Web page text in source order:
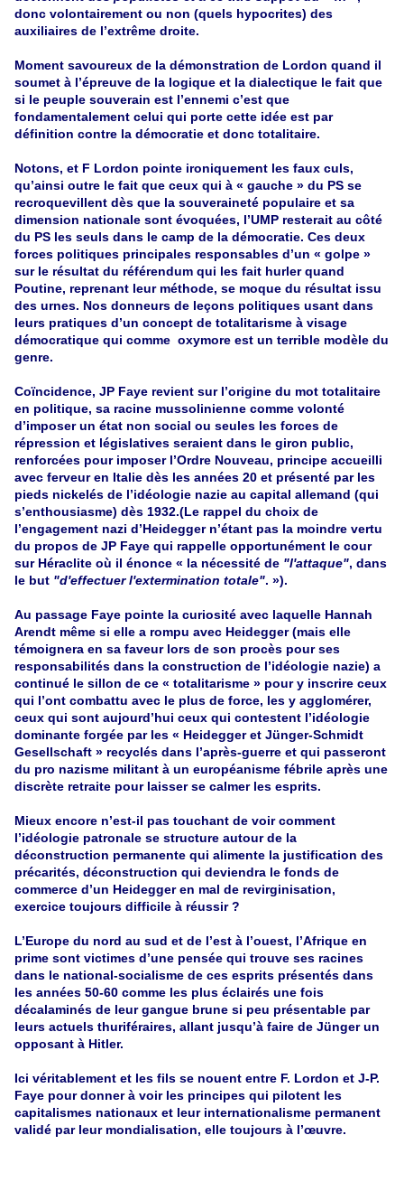
donc volontairement ou non (quels hypocrites) des
auxiliaires de l’extrême droite.
Moment savoureux de la démonstration de Lordon quand il
soumet à l’épreuve de la logique et la dialectique le fait que
si le peuple souverain est l’ennemi c’est que
fondamentalement celui qui porte cette idée est par
définition contre la démocratie et donc totalitaire.
Notons, et F Lordon pointe ironiquement les faux culs,
qu’ainsi outre le fait que ceux qui à « gauche » du PS se
recroquevillent dès que la souveraineté populaire et sa
dimension nationale sont évoquées, l’UMP resterait au côté
du PS les seuls dans le camp de la démocratie. Ces deux
forces politiques principales responsables d’un « golpe »
sur le résultat du référendum qui les fait hurler quand
Poutine, reprenant leur méthode, se moque du résultat issu
des urnes. Nos donneurs de leçons politiques usant dans
leurs pratiques d’un concept de totalitarisme à visage
démocratique qui comme oxymore est un terrible modèle du
genre.
Coïncidence, JP Faye revient sur l’origine du mot totalitaire
en politique, sa racine mussolinienne comme volonté
d’imposer un état non social ou seules les forces de
répression et législatives seraient dans le giron public,
renforcées pour imposer l’Ordre Nouveau, principe accueilli
avec ferveur en Italie dès les années 20 et présenté par les
pieds nickelés de l’idéologie nazie au capital allemand (qui
s’enthousiasme) dès 1932.(Le rappel du choix de
l’engagement nazi d’Heidegger n’étant pas la moindre vertu
du propos de JP Faye qui rappelle opportunément le cour
sur Héraclite où il énonce « la nécessité de "l'attaque", dans
le but "d'effectuer l'extermination totale". »).
Au passage Faye pointe la curiosité avec laquelle Hannah
Arendt même si elle a rompu avec Heidegger (mais elle
témoignera en sa faveur lors de son procès pour ses
responsabilités dans la construction de l’idéologie nazie) a
continué le sillon de ce « totalitarisme » pour y inscrire ceux
qui l’ont combattu avec le plus de force, les y agglomérer,
ceux qui sont aujourd’hui ceux qui contestent l’idéologie
dominante forgée par les « Heidegger et Jünger-Schmidt
Gesellschaft » recyclés dans l’après-guerre et qui passeront
du pro nazisme militant à un européanisme fébrile après une
discrète retraite pour laisser se calmer les esprits.
Mieux encore n’est-il pas touchant de voir comment
l’idéologie patronale se structure autour de la
déconstruction permanente qui alimente la justification des
précarités, déconstruction qui deviendra le fonds de
commerce d’un Heidegger en mal de revirginisation,
exercice toujours difficile à réussir ?
L’Europe du nord au sud et de l’est à l’ouest, l’Afrique en
prime sont victimes d’une pensée qui trouve ses racines
dans le national-socialisme de ces esprits présentés dans
les années 50-60 comme les plus éclairés une fois
décalaminés de leur gangue brune si peu présentable par
leurs actuels thuriféraires, allant jusqu’à faire de Jünger un
opposant à Hitler.
Ici véritablement et les fils se nouent entre F. Lordon et J-P.
Faye pour donner à voir les principes qui pilotent les
capitalismes nationaux et leur internationalisme permanent
validé par leur mondialisation, elle toujours à l’œuvre.